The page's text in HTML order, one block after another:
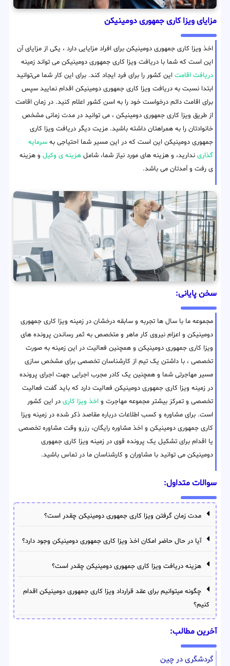
مزایای ویزا کاری جمهوری دومینیکن
اخذ ویزا کاری جمهوری دومینیکن برای افراد مزایایی دارد ، یکی از مزایای آن
این است که شما با دریافت ویزا کاری جمهوری دومینیکن می تواند زمینه
دریافت اقامت این کشور را برای فرد ایجاد کند. برای این کار شما می‌توانید
ابتدا نسبت به دریافت ویزا کاری جمهوری دومینیکن اقدام نمایید سپس
برای اقامت دائم درخواست خود را به اسن کشور اعلام کنید. در زمان اقامت
از طریق ویزا کاری جمهوری دومینیکن ، می توانید در مدت زمانی مشخص
خانوادتان را به همراهتان داشته باشید. مزیت دیگر دریافت ویزا کاری
جمهوری دومینیکن این است که در این مسیر شما احتیاجی به سرمایه
گذاری ندارید، و هزینه های مورد نیاز شما، شامل هزینه ی وکیل و هزینه
ی رفت و آمدتان می باشد.
سخن پایانی:
مجموعه ما با سال ها تجربه و سابقه درخشان در زمینه ویزا کاری جمهوری
دومینیکن و اعزام نیروی کار ماهر و متخصص به ثمر رساندن پرونده های
ویزا کاری جمهوری دومینیکن و همچنین فعالیت در این زمینه به صورت
تخصصی ، با داشتن یک تیم از کارشناسان تخصصی برای مشخص سازی
مسیر مهاجرتی شما و همچنین یک کادر مجرب اجرایی جهت اجرای پرونده
در زمینه ویزا کاری جمهوری دومینیکن فعالیت دارد که باید گفت فعالیت
تخصصی و تمرکز بیشتر مجموعه مهاجرت و اخذ ویزا کاری در این کشور
است. برای مشاوره و کسب اطلاعات درباره مقاصد ذکر شده در زمینه ویزا
کاری جمهوری دومینیکن و اخذ مشاوره رایگان، رزرو وقت مشاوره تخصصی
یا اقدام برای تشکیل یک پرونده قوی در زمینه ویزا کاری جمهوری
دومینیکن می توانید با مشاوران و کارشناسان ما در تماس باشید.
سوالات متداول:
مدت زمان گرفتن ویزا کاری جمهوری دومینیکن چقدر است؟
آیا در حال حاضر امکان اخذ ویزا کاری جمهوری دومینیکن وجود دارد؟
هزینه دریافت ویزا کاری جمهوری دومینیکن چقدر است؟
چگونه میتوانیم برای عقد قرارداد ویزا کاری جمهوری دومینیکن اقدام
کنیم؟
آخرین مطالب:
گردشگری در چین